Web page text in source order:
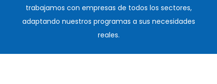
trabajamos con empresas de todos los sectores,
adaptando nuestros programas a sus necesidades
reales.